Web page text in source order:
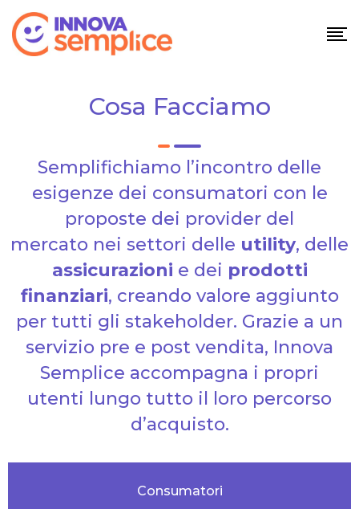
Cosa Facciamo
Semplifichiamo l’incontro delle
esigenze dei consumatori con le
proposte dei provider del
mercato nei settori delle utility, delle
assicurazioni e dei prodotti
finanziari, creando valore aggiunto
per tutti gli stakeholder. Grazie a un
servizio pre e post vendita, Innova
Semplice accompagna i propri
utenti lungo tutto il loro percorso
d’acquisto.
Consumatori